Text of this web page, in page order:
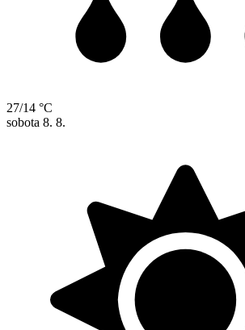
27/14 °C
sobota 8. 8.